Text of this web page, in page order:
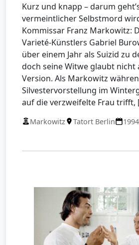
Kurz und knapp – darum
vermeintlicher Selbstmord
Kommissar Franz Markowitz:
Varieté-Künstlers Gabriel
über einem Jahr als Suizid zu
doch seine Witwe glaubt nicht
Version. Als Markowitz
Silvestervorstellung im
auf die verzweifelte Frau trifft,
Markowitz Tatort Berlin 1994